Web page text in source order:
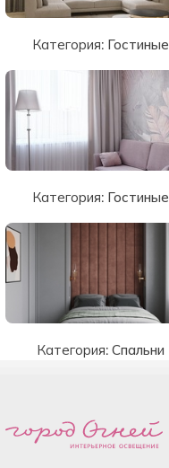
Категория: Гостиные
Категория: Гостиные
Категория:Спальни